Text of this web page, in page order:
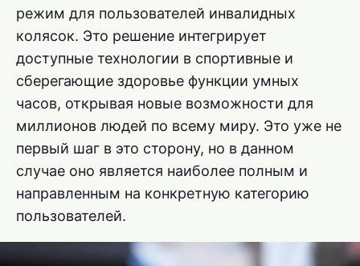
режим для пользователей инвалидных
колясок. Это решение интегрирует
доступные технологии в спортивные и
сберегающие здоровье функции умных
часов, открывая новые возможности для
миллионов людей по всему миру. Это уже не
первый шаг в это сторону, но в данном
случае оно является наиболее полным и
направленным на конкретную категорию
пользователей.